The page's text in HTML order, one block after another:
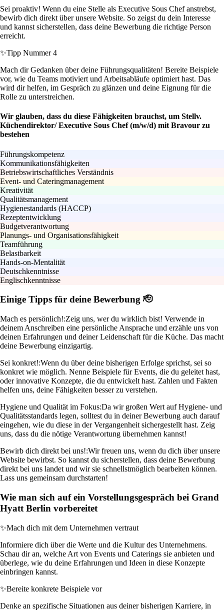
Sei proaktiv! Wenn du eine Stelle als Executive Sous Chef anstrebst,
bewirb dich direkt über unsere Website. So zeigst du dein Interesse
und kannst sicherstellen, dass deine Bewerbung die richtige Person
erreicht.
✨Tipp Nummer 4
Mach dir Gedanken über deine Führungsqualitäten! Bereite Beispiele
vor, wie du Teams motiviert und Arbeitsabläufe optimiert hast. Das
wird dir helfen, im Gespräch zu glänzen und deine Eignung für die
Rolle zu unterstreichen.
Wir glauben, dass du diese Fähigkeiten brauchst, um Stellv.
Küchendirektor/ Executive Sous Chef (m/w/d) mit Bravour zu
bestehen
Führungskompetenz
Kommunikationsfähigkeiten
Betriebswirtschaftliches Verständnis
Event- und Cateringmanagement
Kreativität
Qualitätsmanagement
Hygienestandards (HACCP)
Rezeptentwicklung
Budgetverantwortung
Planungs- und Organisationsfähigkeit
Teamführung
Belastbarkeit
Hands-on-Mentalität
Deutschkenntnisse
Englischkenntnisse
Einige Tipps für deine Bewerbung 🫡
Mach es persönlich!:Zeig uns, wer du wirklich bist! Verwende in
deinem Anschreiben eine persönliche Ansprache und erzähle uns von
deinen Erfahrungen und deiner Leidenschaft für die Küche. Das macht
deine Bewerbung einzigartig.
Sei konkret!:Wenn du über deine bisherigen Erfolge sprichst, sei so
konkret wie möglich. Nenne Beispiele für Events, die du geleitet hast,
oder innovative Konzepte, die du entwickelt hast. Zahlen und Fakten
helfen uns, deine Fähigkeiten besser zu verstehen.
Hygiene und Qualität im Fokus:Da wir großen Wert auf Hygiene- und
Qualitätsstandards legen, solltest du in deiner Bewerbung auch darauf
eingehen, wie du diese in der Vergangenheit sichergestellt hast. Zeig
uns, dass du die nötige Verantwortung übernehmen kannst!
Bewirb dich direkt bei uns!:Wir freuen uns, wenn du dich über unsere
Website bewirbst. So kannst du sicherstellen, dass deine Bewerbung
direkt bei uns landet und wir sie schnellstmöglich bearbeiten können.
Lass uns gemeinsam durchstarten!
Wie man sich auf ein Vorstellungsgespräch bei Grand
Hyatt Berlin vorbereitet
✨Mach dich mit dem Unternehmen vertraut
Informiere dich über die Werte und die Kultur des Unternehmens.
Schau dir an, welche Art von Events und Caterings sie anbieten und
überlege, wie du deine Erfahrungen und Ideen in diese Konzepte
einbringen kannst.
✨Bereite konkrete Beispiele vor
Denke an spezifische Situationen aus deiner bisherigen Karriere, in